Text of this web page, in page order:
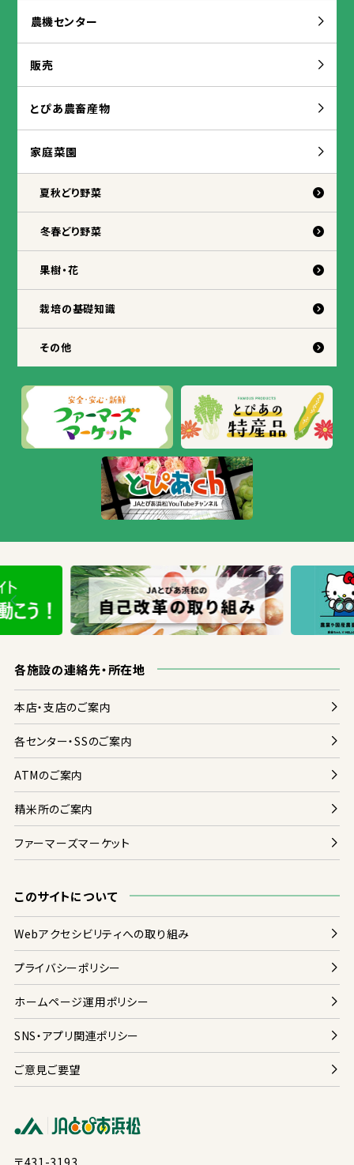
農機センター
販売
とぴあ農畜産物
家庭菜園
夏秋どり野菜
冬春どり野菜
果樹・花
栽培の基礎知識
その他
〒431-3193
各施設の連絡先・所在地
本店・支店のご案内
各センター・SSのご案内
ATMのご案内
精米所のご案内
ファーマーズマーケット
このサイトについて
Webアクセシビリティへの取り組み
プライバシーポリシー
ホームページ運用ポリシー
SNS・アプリ関連ポリシー
ご意見ご要望